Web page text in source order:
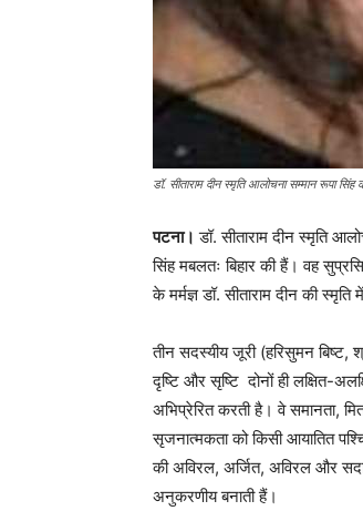
डॉ. सीताराम दीन स्मृति आलोचना सम्मान रूपा
पटना। डॉ. सीताराम दीन स्मृति
सिंह मबलतः बिहार की हैं। वह
के मर्मज्ञ डॉ. सीताराम दीन की
तीन सदस्यीय जूरी (हरिसुमन
दृष्टि और सृष्टि दोनों ही लक्षित-
अभिप्रेरित करती है। वे समानता,
सृजनात्मकता को किसी आयातित
की अविरल, अर्जित, अविरल और
अनुकरणीय बनाती हैं।